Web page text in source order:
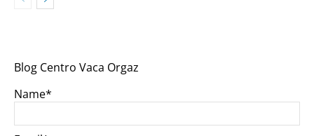
Blog Centro Vaca Orgaz
Name*